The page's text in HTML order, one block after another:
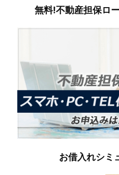
無料!不動産担保ロ
お借入れシミ